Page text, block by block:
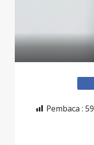
Pembaca : 59